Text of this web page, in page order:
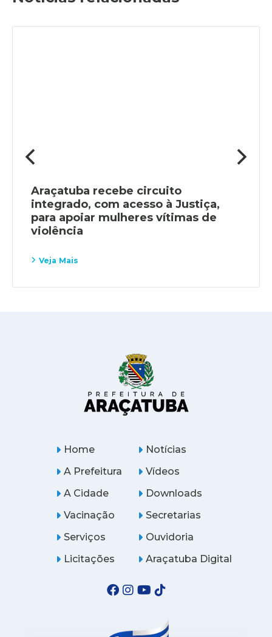
Araçatuba recebe circuito
integrado, com acesso à Justiça,
para apoiar mulheres vítimas de
violência
Veja Mais
Home
A Prefeitura
A Cidade
Notícias
Vídeos
Downloads
Vacinação
Serviços
Licitações
Secretarias
Ouvidoria
Araçatuba Digital